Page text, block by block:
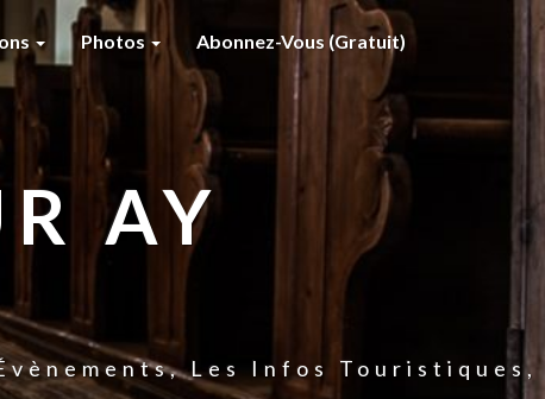
Photos Abonnez-Vous (gratuit)
AY
Les Infos Touristiques,